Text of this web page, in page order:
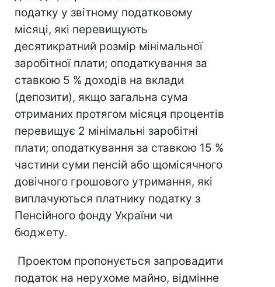
податку у звітному податковому
місяці, які перевищують
десятикратний розмір мінімальної
заробітної плати; оподаткування за
ставкою 5 % доходів на вклади
(депозити), якщо загальна сума
отриманих протягом місяця процентів
перевищує 2 мінімальні заробітні
плати; оподаткування за ставкою 15 %
частини суми пенсій або щомісячного
довічного грошового утримання, які
виплачуються платнику податку з
Пенсійного фонду України чи
бюджету.
Проектом пропонується запровадити
податок на нерухоме майно, відмінне